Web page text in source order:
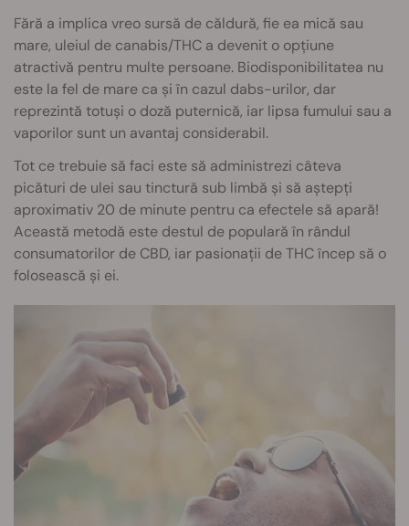
Fără a implica vreo sursă de căldură, fie ea mică sau
mare, uleiul de canabis/THC a devenit o opțiune
atractivă pentru multe persoane. Biodisponibilitatea nu
este la fel de mare ca și în cazul dabs-urilor, dar
reprezintă totuși o doză puternică, iar lipsa fumului sau a
vaporilor sunt un avantaj considerabil.
Tot ce trebuie să faci este să administrezi câteva
picături de ulei sau tinctură sub limbă și să aștepți
aproximativ 20 de minute pentru ca efectele să apară!
Această metodă este destul de populară în rândul
consumatorilor de CBD, iar pasionații de THC încep să o
folosească și ei.